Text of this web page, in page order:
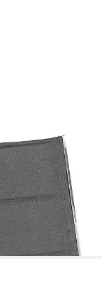
(1 St)
€
bei dir